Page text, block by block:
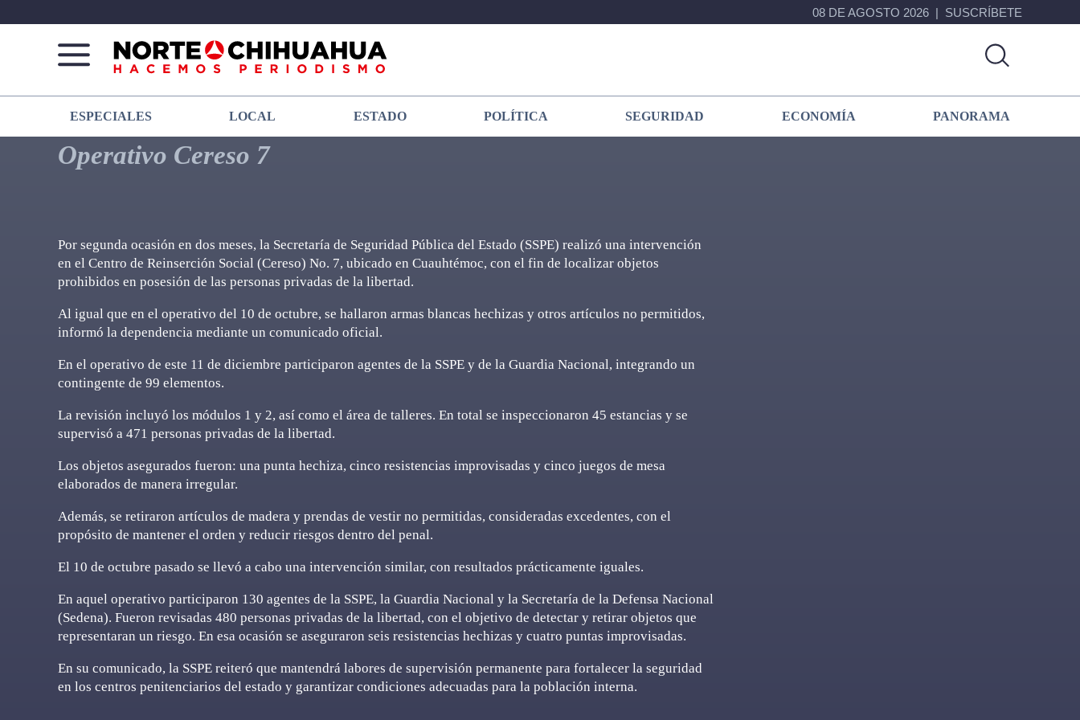
08 DE AGOSTO 2026 SUSCRÍBETE
Norte
De
Chihuahua
Más
que
noticias,
hacemos periodismo
ESPECIALES LOCAL ESTADO POLÍTICA SEGURIDAD ECONOMÍA PANORAMA
Operativo Cereso 7
Por segunda ocasión en dos meses, la Secretaría de Seguridad Pública del Estado (SSPE) realizó una intervención
en el Centro de Reinserción Social (Cereso) No. 7, ubicado en Cuauhtémoc, con el fin de localizar objetos
prohibidos en posesión de las personas privadas de la libertad.
Al igual que en el operativo del 10 de octubre, se hallaron armas blancas hechizas y otros artículos no permitidos,
informó la dependencia mediante un comunicado oficial.
En el operativo de este 11 de diciembre participaron agentes de la SSPE y de la Guardia Nacional, integrando un
contingente de 99 elementos.
La revisión incluyó los módulos 1 y 2, así como el área de talleres. En total se inspeccionaron 45 estancias y se
supervisó a 471 personas privadas de la libertad.
Los objetos asegurados fueron: una punta hechiza, cinco resistencias improvisadas y cinco juegos de mesa
elaborados de manera irregular.
Además, se retiraron artículos de madera y prendas de vestir no permitidas, consideradas excedentes, con el
propósito de mantener el orden y reducir riesgos dentro del penal.
El 10 de octubre pasado se llevó a cabo una intervención similar, con resultados prácticamente iguales.
En aquel operativo participaron 130 agentes de la SSPE, la Guardia Nacional y la Secretaría de la Defensa Nacional
(Sedena). Fueron revisadas 480 personas privadas de la libertad, con el objetivo de detectar y retirar objetos que
representaran un riesgo. En esa ocasión se aseguraron seis resistencias hechizas y cuatro puntas improvisadas.
En su comunicado, la SSPE reiteró que mantendrá labores de supervisión permanente para fortalecer la seguridad
en los centros penitenciarios del estado y garantizar condiciones adecuadas para la población interna.